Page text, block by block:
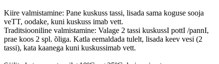
Kiire valmistamine: Pane kuskuss tassi, lisada sama koguse sooja
veTT, oodake, kuni kuskuss imab vett.
Traditsiooniline valmistamine: Valage 2 tassi kuskussI pottI /pannI,
prae koos 2 spl. õliga. Katla eemaldada tulelt, lisada keev vesi (2
tassi), kata kaanega kuni kuskussimab vett.